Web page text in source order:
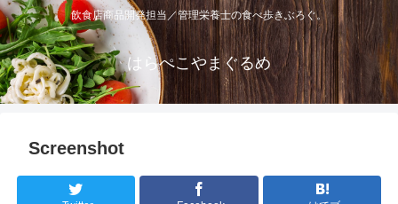
飲食店商品開発担当／管理栄養士の食べ歩きぶろぐ。
はらぺこやまぐるめ
Screenshot